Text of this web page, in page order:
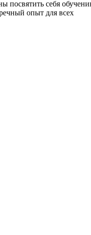
посвятить себя
опыт для всех